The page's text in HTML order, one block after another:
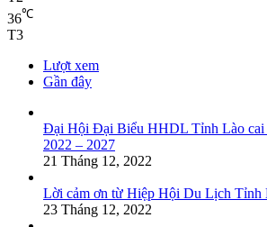
36℃
T3
Lượt xem
Gần đây
Đại Hội Đại Biểu HHDL Tỉnh Lào
2022 – 2027
21 Tháng 12, 2022
Lời cảm ơn từ Hiệp Hội Du Lịch Tỉnh
23 Tháng 12, 2022